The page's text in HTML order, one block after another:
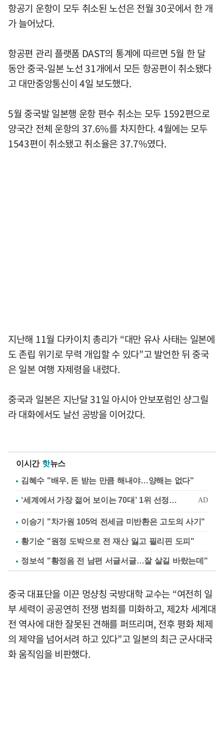
항공기 운항이 모두 취소된 노선은 전월 30곳에서 한 개
가 늘어났다.
항공편 관리 플랫폼 DAST의 통계에 따르면 5월 한 달
동안 중국-일본 노선 31개에서 모든 항공편이 취소됐다
고 대만중앙통신이 4일 보도했다.
5월 중국발 일본행 운항 편수 취소는 모두 1592편으로
양국간 전체 운항의 37.6%를 차지한다. 4월에는 모두
1543편이 취소됐고 취소율은 37.7%였다.
지난해 11월 다카이치 총리가 “대만 유사 사태는 일본에
도 존립 위기로 무력 개입할 수 있다”고 발언한 뒤 중국
은 일본 여행 자제령을 내렸다.
중국과 일본은 지난달 31일 아시아 안보포럼인 샹그릴
라 대화에서도 날선 공방을 이어갔다.
이시간 핫뉴스
김혜수 "배우, 돈 받는 만큼 해내야…양해는 없다"
이승기 "차가원 105억 전세금 미반환은 고도의 사기"
황기순 "원정 도박으로 전 재산 잃고 필리핀 도피"
정보석 "황정음 전 남편 서글서글…잘 살길 바랐는데"
중국 대표단을 이끈 멍샹칭 국방대학 교수는 “여전히 일
부 세력이 공공연히 전쟁 범죄를 미화하고, 제2차 세계대
전 역사에 대한 잘못된 견해를 퍼뜨리며, 전후 평화 체제
의 제약을 넘어서려 하고 있다”고 일본의 최근 군사대국
화 움직임을 비판했다.